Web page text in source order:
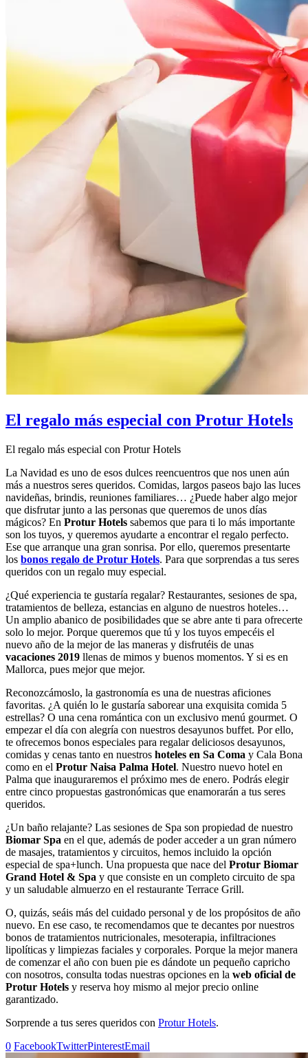
El regalo más especial con Protur Hotels
El regalo más especial con Protur Hotels
La Navidad es uno de esos dulces reencuentros que nos unen aún
más a nuestros seres queridos. Comidas, largos paseos bajo las luces
navideñas, brindis, reuniones familiares… ¿Puede haber algo mejor
que disfrutar junto a las personas que queremos de unos días
mágicos? En Protur Hotels sabemos que para ti lo más importante
son los tuyos, y queremos ayudarte a encontrar el regalo perfecto.
Ese que arranque una gran sonrisa. Por ello, queremos presentarte
los bonos regalo de Protur Hotels. Para que sorprendas a tus seres
queridos con un regalo muy especial.
¿Qué experiencia te gustaría regalar? Restaurantes, sesiones de spa,
tratamientos de belleza, estancias en alguno de nuestros hoteles…
Un amplio abanico de posibilidades que se abre ante ti para ofrecerte
solo lo mejor. Porque queremos que tú y los tuyos empecéis el
nuevo año de la mejor de las maneras y disfrutéis de unas
vacaciones 2019 llenas de mimos y buenos momentos. Y si es en
Mallorca, pues mejor que mejor.
Reconozcámoslo, la gastronomía es una de nuestras aficiones
favoritas. ¿A quién lo le gustaría saborear una exquisita comida 5
estrellas? O una cena romántica con un exclusivo menú gourmet. O
empezar el día con alegría con nuestros desayunos buffet. Por ello,
te ofrecemos bonos especiales para regalar deliciosos desayunos,
comidas y cenas tanto en nuestros hoteles en Sa Coma y Cala Bona
como en el Protur Naisa Palma Hotel. Nuestro nuevo hotel en
Palma que inauguraremos el próximo mes de enero. Podrás elegir
entre cinco propuestas gastronómicas que enamorarán a tus seres
queridos.
¿Un baño relajante? Las sesiones de Spa son propiedad de nuestro
Biomar Spa en el que, además de poder acceder a un gran número
de masajes, tratamientos y circuitos, hemos incluido la opción
especial de spa+lunch. Una propuesta que nace del Protur Biomar
Grand Hotel & Spa y que consiste en un completo circuito de spa
y un saludable almuerzo en el restaurante Terrace Grill.
O, quizás, seáis más del cuidado personal y de los propósitos de año
nuevo. En ese caso, te recomendamos que te decantes por nuestros
bonos de tratamientos nutricionales, mesoterapia, infiltraciones
lipolíticas y limpiezas faciales y corporales. Porque la mejor manera
de comenzar el año con buen pie es dándote un pequeño capricho
con nosotros, consulta todas nuestras opciones en la web oficial de
Protur Hotels y reserva hoy mismo al mejor precio online
garantizado.
Sorprende a tus seres queridos con Protur Hotels.
0 FacebookTwitterPinterestEmail